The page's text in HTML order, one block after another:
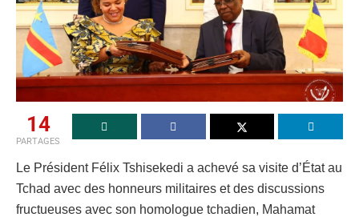
14
PARTAGES
Le Président Félix Tshisekedi a achevé sa visite d’État au
Tchad avec des honneurs militaires et des discussions
fructueuses avec son homologue tchadien, Mahamat